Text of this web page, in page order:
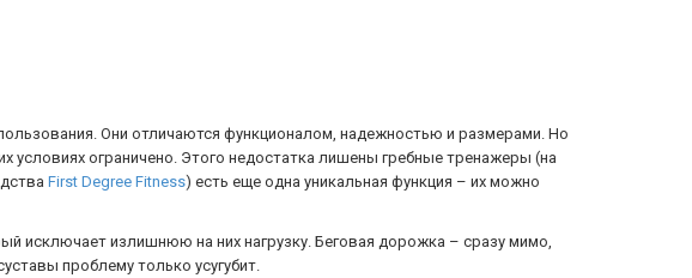
Они отличаются функционалом, надежностью и размерами. Но
ограничено. Этого недостатка лишены гребные тренажеры (на
First Degree Fitness) есть еще одна уникальная функция – их можно
исключает излишнюю на них нагрузку. Беговая дорожка – сразу мимо,
проблему только усугубит.